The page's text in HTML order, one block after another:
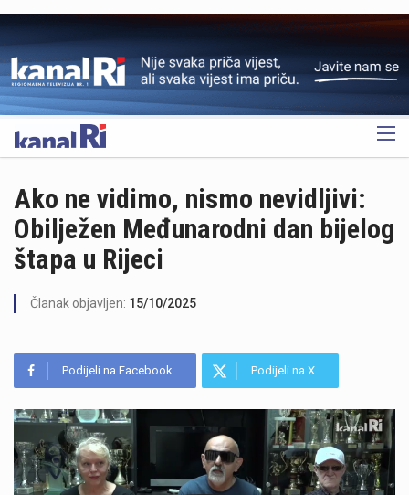
OGLAS
Ako ne vidimo, nismo nevidljivi:
Obilježen Međunarodni dan bijelog
štapa u Rijeci
Članak objavljen: 15/10/2025
Podijeli na Facebook Podijeli na X